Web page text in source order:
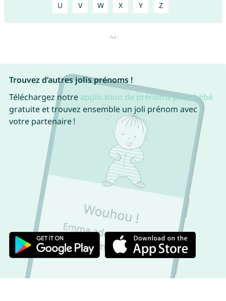
U V W X Y Z
Trouvez d’autres jolis prénoms !
Téléchargez notre application de prénoms pour bébé
gratuite et trouvez ensemble un joli prénom avec
votre partenaire !